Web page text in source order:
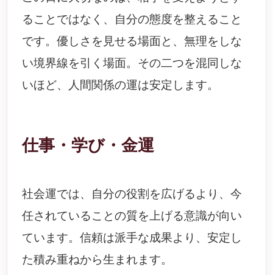
ることではなく、自分の態度を整えること
です。優しさを見せる場面と、無理をしな
い境界線を引く場面。その二つを混同しな
いほど、人間関係の運は安定します。
仕事・学び・金運
社会運では、自分の役割を広げるより、今
任されていることの質を上げる意識が向い
ています。信頼は派手な成果より、安定し
た積み重ねから生まれます。